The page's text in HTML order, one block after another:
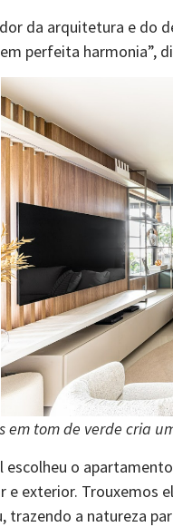
da arquitetura e do
perfeita harmonia”,
em tom de verde cria
escolheu o
e exterior. Trouxemos
trazendo a natureza